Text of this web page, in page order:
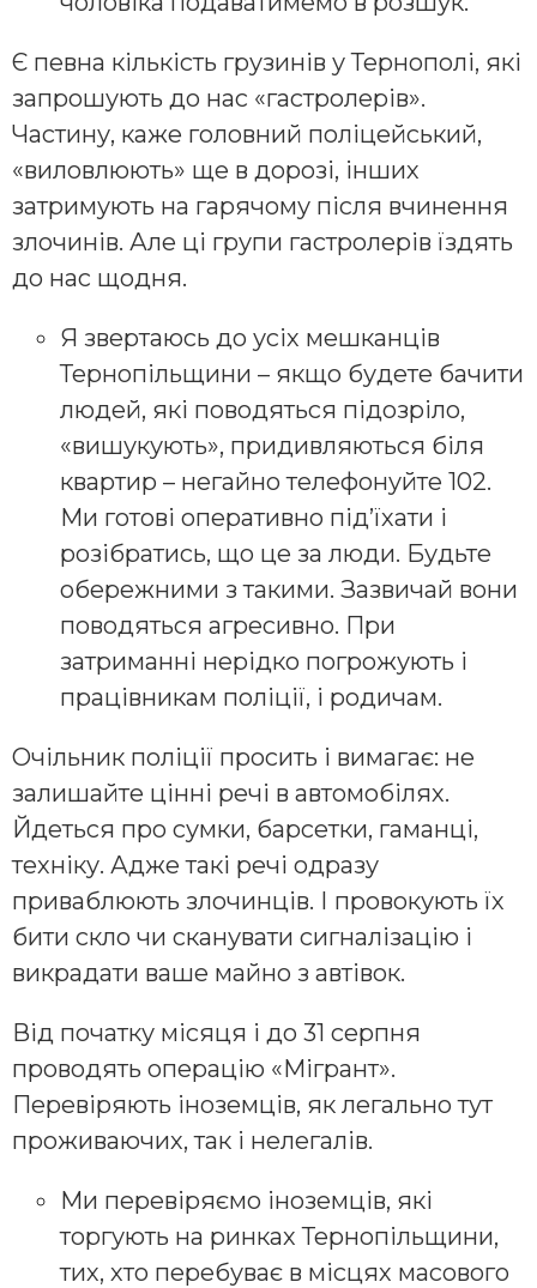
Є певна кількість грузинів у Тернополі, які
запрошують до нас «гастролерів».
Частину, каже головний поліцейський,
«виловлюють» ще в дорозі, інших
затримують на гарячому після вчинення
злочинів. Але ці групи гастролерів їздять
до нас щодня.
Я звертаюсь до усіх мешканців
Тернопільщини – якщо будете бачити
людей, які поводяться підозріло,
«вишукують», придивляються біля
квартир – негайно телефонуйте 102.
Ми готові оперативно під’їхати і
розібратись, що це за люди. Будьте
обережними з такими. Зазвичай вони
поводяться агресивно. При
затриманні нерідко погрожують і
працівникам поліції, і родичам.
Очільник поліції просить і вимагає: не
залишайте цінні речі в автомобілях.
Йдеться про сумки, барсетки, гаманці,
техніку. Адже такі речі одразу
приваблюють злочинців. І провокують їх
бити скло чи сканувати сигналізацію і
викрадати ваше майно з автівок.
Від початку місяця і до 31 серпня
проводять операцію «Мігрант».
Перевіряють іноземців, як легально тут
проживаючих, так і нелегалів.
Ми перевіряємо іноземців, які
торгують на ринках Тернопільщини,
тих, хто перебуває в місцях масового